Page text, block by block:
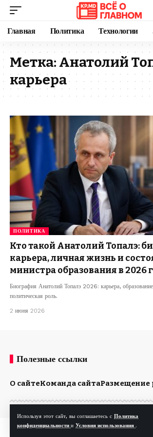
Используя этот сайт, вы соглашаетесь с Политика
конфиденциальности и Условия использования .
Главная Политика Технологии
Метка: Анатолий
карьера
ПОЛИТИКА
Кто такой Анатолий Топалэ:
карьера, личная жизнь и
министра образования в 2026
Биография Анатолий Топалэ 2026: карьера,
политическая роль.
2 июня 2026
Полезные ссылки
О сайтеКоманда сайтаРазмещение
© Kp.md. Все права защищены.